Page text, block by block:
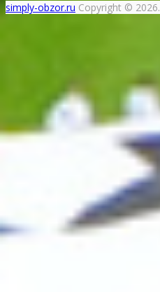
simply-obzor.ru Copyright © 2026.